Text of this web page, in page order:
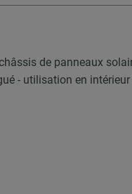
de panneaux
- utilisation en intérieur